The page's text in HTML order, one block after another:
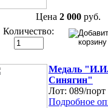
Цена 2 000 руб.
Количество:
Медаль
Синягин"
Лот: 089/порт
Подробное